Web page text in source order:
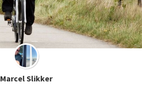
Marcel Slikker